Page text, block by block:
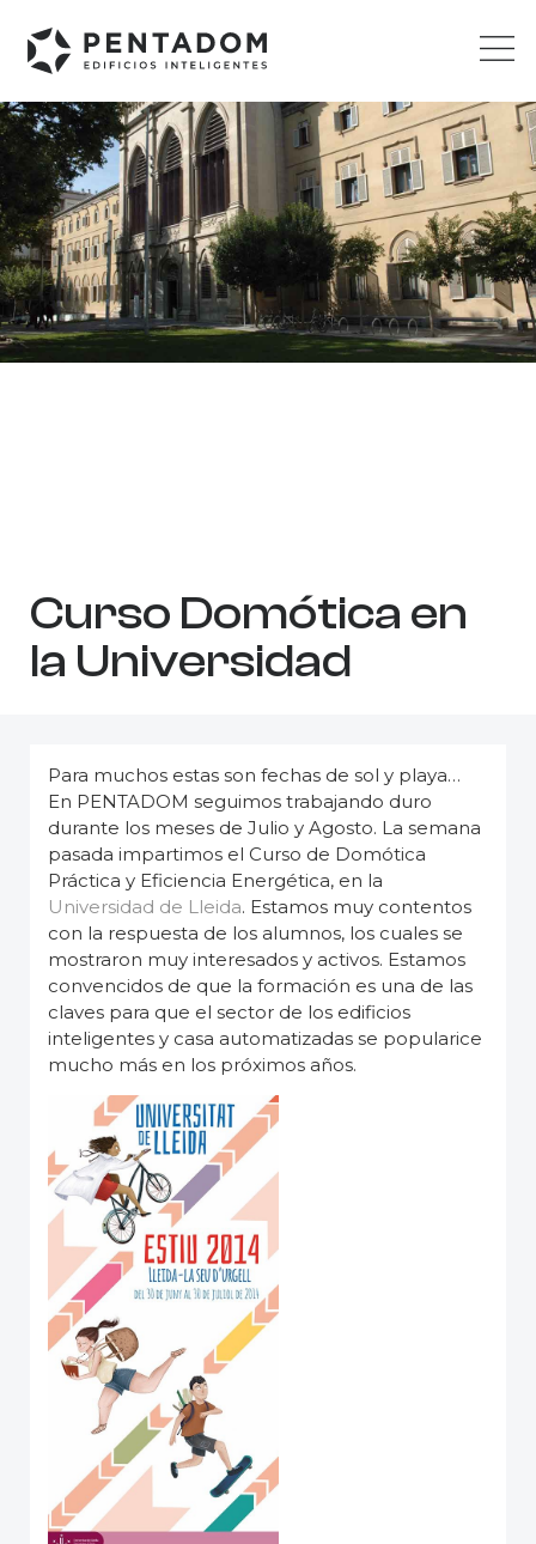
Curso Domótica en
la Universidad
Para muchos estas son fechas de sol y playa…
En PENTADOM seguimos trabajando duro
durante los meses de Julio y Agosto. La semana
pasada impartimos el Curso de Domótica
Práctica y Eficiencia Energética, en la
Universidad de Lleida. Estamos muy contentos
con la respuesta de los alumnos, los cuales se
mostraron muy interesados y activos. Estamos
convencidos de que la formación es una de las
claves para que el sector de los edificios
inteligentes y casa automatizadas se popularice
mucho más en los próximos años.